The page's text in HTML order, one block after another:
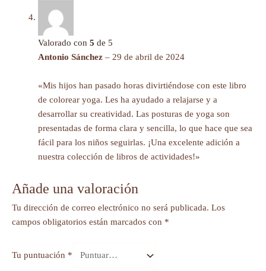
Valorado con 5 de 5
Antonio Sánchez – 29 de abril de 2024
«Mis hijos han pasado horas divirtiéndose con este libro
de colorear yoga. Les ha ayudado a relajarse y a
desarrollar su creatividad. Las posturas de yoga son
presentadas de forma clara y sencilla, lo que hace que sea
fácil para los niños seguirlas. ¡Una excelente adición a
nuestra colección de libros de actividades!»
Añade una valoración
Tu dirección de correo electrónico no será publicada. Los
campos obligatorios están marcados con *
Tu puntuación *